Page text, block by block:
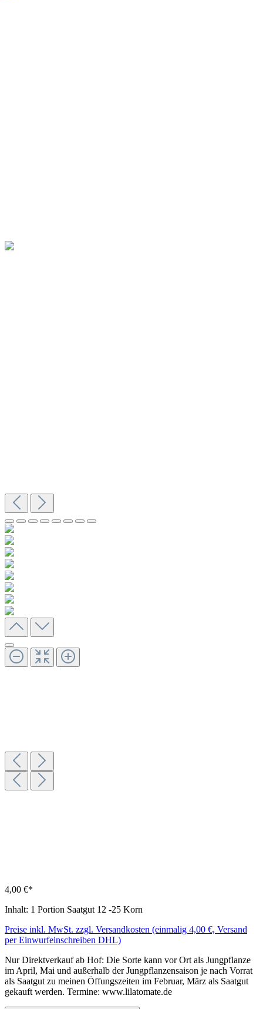
4,00 €*
Inhalt: 1 Portion Saatgut 12 -25 Korn
Preise inkl. MwSt. zzgl. Versandkosten (einmalig 4,00 €, Versand
per Einwurfeinschreiben DHL)
Nur Direktverkauf ab Hof: Die Sorte kann vor Ort als Jungpflanze
im April, Mai und außerhalb der Jungpflanzensaison je nach Vorrat
als Saatgut zu meinen Öffungszeiten im Februar, März als Saatgut
gekauft werden. Termine: www.lilatomate.de